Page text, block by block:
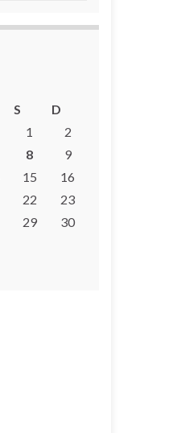
S D
1
2
8
9
15
16
22
23
29
30